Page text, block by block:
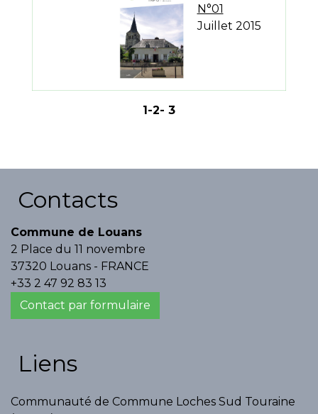
N°01
Juillet 2015
1-2- 3
Contacts
Commune de Louans
2 Place du 11 novembre
37320 Louans - FRANCE
+33 2 47 92 83 13
Contact par formulaire
Liens
Communauté de Commune Loches Sud Touraine